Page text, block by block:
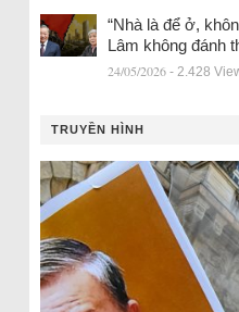
“Nhà là để ở,
Lâm không đánh
24/05/2026 - 2.428
TRUYỀN HÌNH